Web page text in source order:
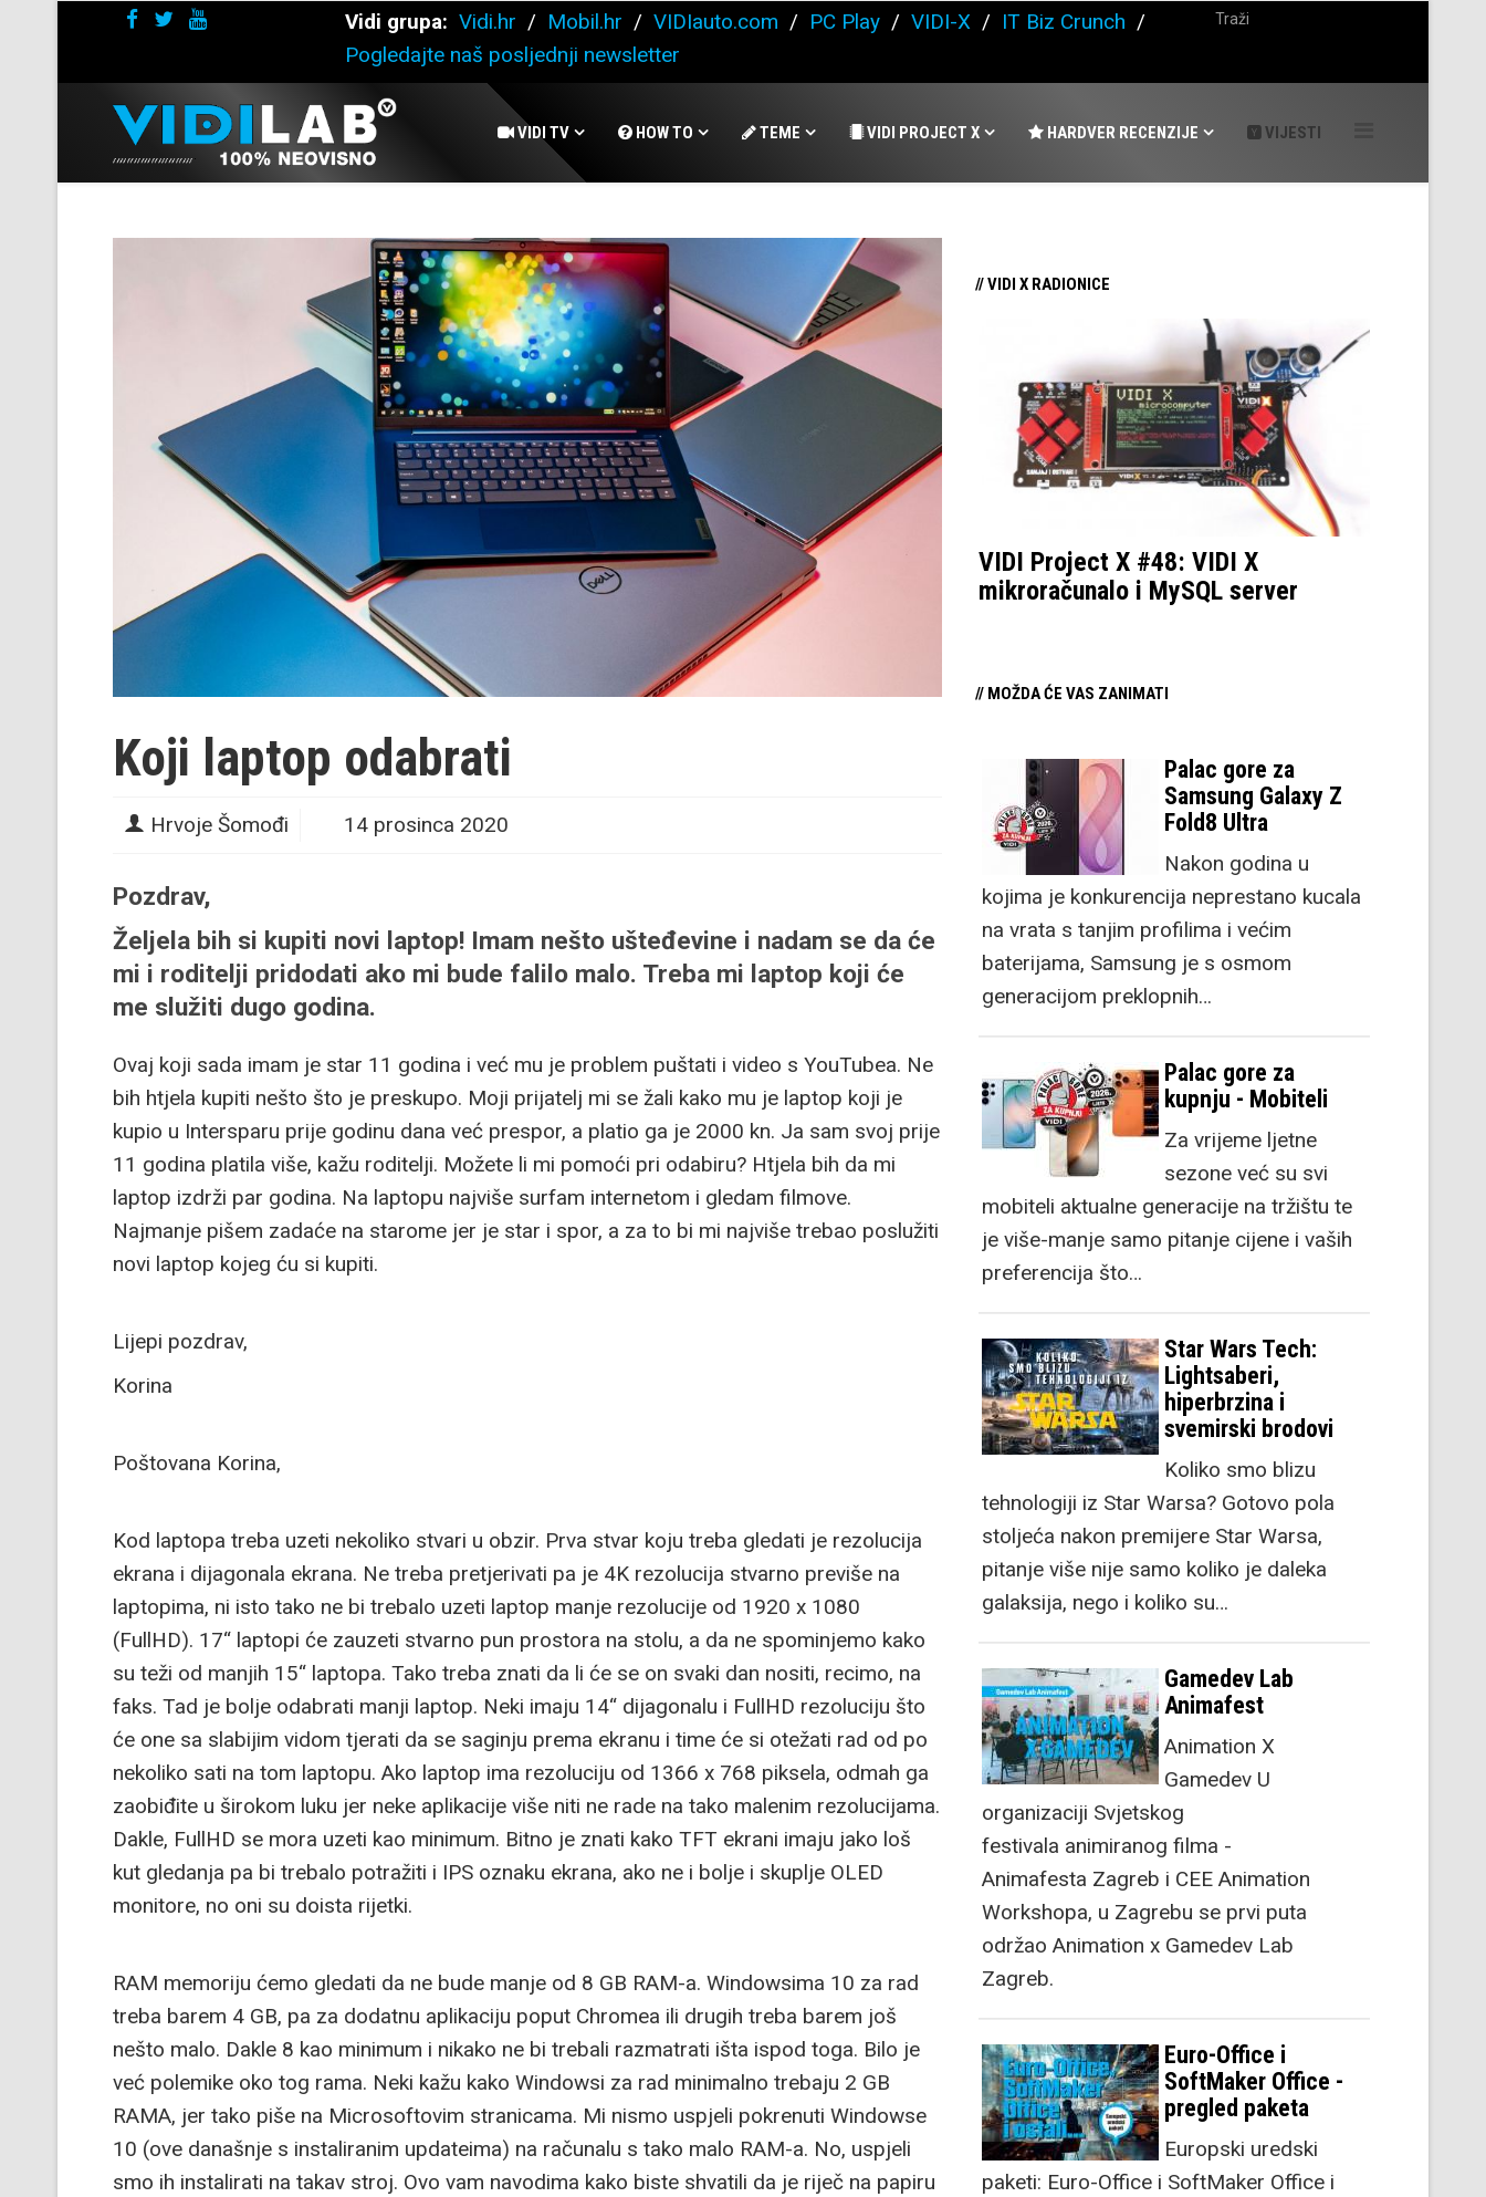
Vidi grupa: Vidi.hr / Mobil.hr / VIDIauto.com / PC Play / VIDI-X / IT Biz Crunch /
Pogledajte naš posljednji newsletter
VIDI TV HOW TO TEME VIDI PROJECT X HARDVER RECENZIJE VIJESTI
Koji laptop odabrati
Hrvoje Šomođi 14 prosinca 2020
Pozdrav,
Željela bih si kupiti novi laptop! Imam nešto ušteđevine i nadam se da će
mi i roditelji pridodati ako mi bude falilo malo. Treba mi laptop koji će
me služiti dugo godina.
Ovaj koji sada imam je star 11 godina i već mu je problem puštati i video s YouTubea. Ne
bih htjela kupiti nešto što je preskupo. Moji prijatelj mi se žali kako mu je laptop koji je
kupio u Intersparu prije godinu dana već prespor, a platio ga je 2000 kn. Ja sam svoj prije
11 godina platila više, kažu roditelji. Možete li mi pomoći pri odabiru? Htjela bih da mi
laptop izdrži par godina. Na laptopu najviše surfam internetom i gledam filmove.
Najmanje pišem zadaće na starome jer je star i spor, a za to bi mi najviše trebao poslužiti
novi laptop kojeg ću si kupiti.
Lijepi pozdrav,
Korina
Poštovana Korina,
Kod laptopa treba uzeti nekoliko stvari u obzir. Prva stvar koju treba gledati je rezolucija
ekrana i dijagonala ekrana. Ne treba pretjerivati pa je 4K rezolucija stvarno previše na
laptopima, ni isto tako ne bi trebalo uzeti laptop manje rezolucije od 1920 x 1080
(FullHD). 17“ laptopi će zauzeti stvarno pun prostora na stolu, a da ne spominjemo kako
su teži od manjih 15“ laptopa. Tako treba znati da li će se on svaki dan nositi, recimo, na
faks. Tad je bolje odabrati manji laptop. Neki imaju 14“ dijagonalu i FullHD rezoluciju što
će one sa slabijim vidom tjerati da se saginju prema ekranu i time će si otežati rad od po
nekoliko sati na tom laptopu. Ako laptop ima rezoluciju od 1366 x 768 piksela, odmah ga
zaobiđite u širokom luku jer neke aplikacije više niti ne rade na tako malenim rezolucijama.
Dakle, FullHD se mora uzeti kao minimum. Bitno je znati kako TFT ekrani imaju jako loš
kut gledanja pa bi trebalo potražiti i IPS oznaku ekrana, ako ne i bolje i skuplje OLED
monitore, no oni su doista rijetki.
RAM memoriju ćemo gledati da ne bude manje od 8 GB RAM-a. Windowsima 10 za rad
treba barem 4 GB, pa za dodatnu aplikaciju poput Chromea ili drugih treba barem još
nešto malo. Dakle 8 kao minimum i nikako ne bi trebali razmatrati išta ispod toga. Bilo je
već polemike oko tog rama. Neki kažu kako Windowsi za rad minimalno trebaju 2 GB
RAMA, jer tako piše na Microsoftovim stranicama. Mi nismo uspjeli pokrenuti Windowse
10 (ove današnje s instaliranim updateima) na računalu s tako malo RAM-a. No, uspjeli
smo ih instalirati na takav stroj. Ovo vam navodima kako biste shvatili da je riječ na papiru
// VIDI X RADIONICE
VIDI Project X #48: VIDI X
mikroračunalo i MySQL server
// MOŽDA ĆE VAS ZANIMATI
Palac gore za
Samsung Galaxy Z
Fold8 Ultra
Nakon godina u
kojima je konkurencija neprestano kucala
na vrata s tanjim profilima i većim
baterijama, Samsung je s osmom
generacijom preklopnih…
Palac gore za
kupnju - Mobiteli
Za vrijeme ljetne
sezone već su svi
mobiteli aktualne generacije na tržištu te
je više-manje samo pitanje cijene i vaših
preferencija što…
Star Wars Tech:
Lightsaberi,
hiperbrzina i
svemirski brodovi
Koliko smo blizu
tehnologiji iz Star Warsa? Gotovo pola
stoljeća nakon premijere Star Warsa,
pitanje više nije samo koliko je daleka
galaksija, nego i koliko su…
Gamedev Lab
Animafest
Animation X
Gamedev U
organizaciji Svjetskog
festivala animiranog filma -
Animafesta Zagreb i CEE Animation
Workshopa, u Zagrebu se prvi puta
održao Animation x Gamedev Lab
Zagreb.
Euro-Office i
SoftMaker Office -
pregled paketa
Europski uredski
paketi: Euro-Office i SoftMaker Office i